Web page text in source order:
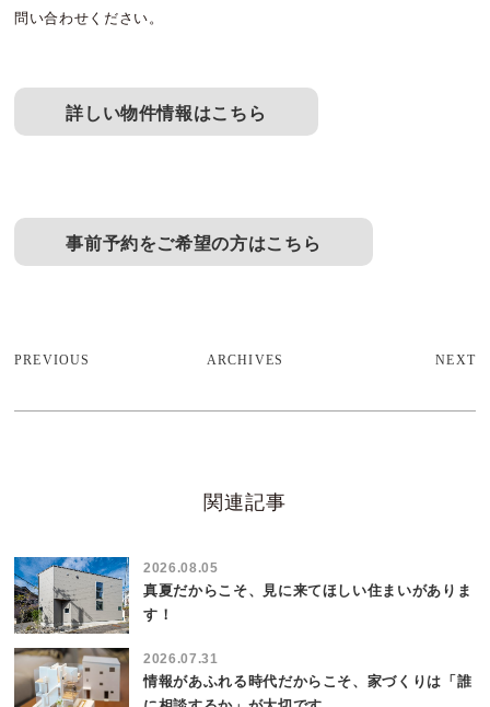
問い合わせください。
詳しい物件情報はこちら
事前予約をご希望の方はこちら
PREVIOUS ARCHIVES NEXT
関連記事
2026.08.05
真夏だからこそ、見に来てほしい住まいがありま
す！
2026.07.31
情報があふれる時代だからこそ、家づくりは「誰